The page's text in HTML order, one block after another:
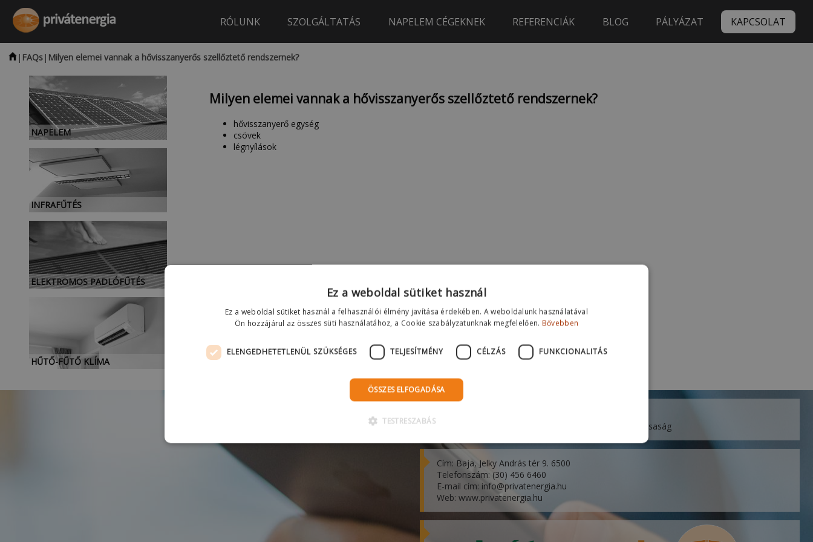
RÓLUNK SZOLGÁLTATÁS NAPELEM CÉGEKNEK REFERENCIÁK BLOG PÁLYÁZAT KAPCSOLAT
| FAQs | Milyen elemei vannak a hővisszanyerős szellőztető rendszernek?
Milyen elemei vannak a hővisszanyerős szellőztető rendszernek?
hővisszanyerő egység
csövek
légnyílások
NAPELEM
INFRAFŰTÉS
ELEKTROMOS PADLÓFŰTÉS
HŰTŐ-FŰTŐ KLÍMA
Kereskedelmi és Szolgáltató Korlátolt Felelősségű Társaság
Cím: Baja, Jelky András tér 9. 6500
Telefonszám: (30) 456 6460
E-mail cím: info@privatenergia.hu
Web: www.privatenergia.hu
Ez a weboldal sütiket használ
Ez a weboldal sütiket használ a felhasználói élmény javítása érdekében. A weboldalunk használatával
Ön hozzájárul az összes süti használatához, a Cookie szabályzatunknak megfelelően. Bővebben
ELENGEDHETETLENÜL SZÜKSÉGES TELJESÍTMÉNY CÉLZÁS FUNKCIONALITÁS
ÖSSZES ELFOGADÁSA
TESTRESZABÁS